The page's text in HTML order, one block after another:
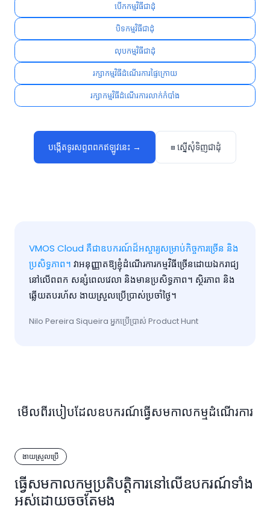
បើកកម្មវិធីជាដុំ
បិទកម្មវិធីជាដុំ
លុបកម្មវិធីជាដុំ
រក្សាកម្មវិធីដំណើរការផ្ទៃក្រោយ
រក្សាកម្មវិធីដំណើរការលាក់កំបាំង
បង្កើតទូរសព្ទពពកឥឡូវនេះ → ⊞ ស្នើសុំទិញជាដុំ
VMOS Cloud គឺជាឧបករណ៍ដ៏អស្ចារ្យសម្រាប់កិច្ចការច្រើន និង
ប្រសិទ្ធភាព។ វាអនុញ្ញាតឱ្យខ្ញុំដំណើរការកម្មវិធីច្រើនដោយឯករាជ្យ
នៅលើពពក សន្សំពេលវេលា និងមានប្រសិទ្ធភាព។ ស្ថិរភាព និង
ឆ្លើយតបរហ័ស ងាយស្រួលប្រើប្រាស់ប្រចាំថ្ងៃ។
Nilo Pereira Siqueira អ្នកប្រើប្រាស់ Product Hunt
មើលពីរបៀបដែលឧបករណ៍ធ្វើសមកាលកម្មដំណើរការ
ងាយស្រួលប្រើ
ធ្វើសមកាលកម្មប្រតិបត្តិការនៅលើឧបករណ៍ទាំង
អស់ដោយចុចតែម្តង